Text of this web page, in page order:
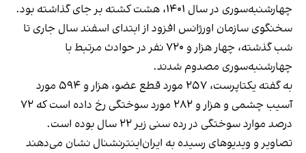
چهارشنبه‌سوری در سال ۱۴۰۱، هشت کشته بر جای گذاشته بود.
سخنگوی سازمان اورژانس افزود از ابتدای اسفند سال جاری تا
شب گذشته، چهار هزار و ۷۲۰ نفر در حوادث مرتبط با
چهارشنبه‌سوری مصدوم شدند.
به گفته یکتاپرست، ۲۵۷ مورد قطع عضو، هزار و ۵۹۴ مورد
آسیب چشمی و هزار و ۲۸۲ مورد سوختگی رخ داده است که ۷۲
درصد موارد سوختگی در رده سنی زیر ۲۲ سال بوده‌ است.
تصاویر و ویدیوهای رسیده به ایران‌اینترنشنال نشان می‌دهند